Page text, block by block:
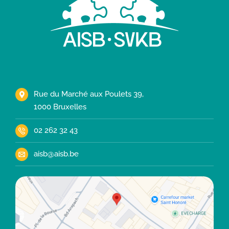
Rue du Marché aux Poulets 39,
1000 Bruxelles
02 262 32 43
aisb@aisb.be